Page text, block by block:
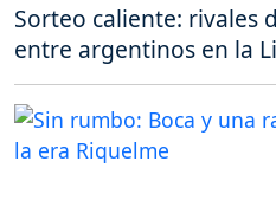
Sorteo caliente: rivales
entre argentinos en la